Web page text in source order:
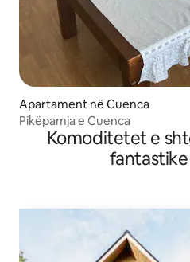
Apartament në Cuenca
Pikëpamja e Cuenca
Komoditetet e